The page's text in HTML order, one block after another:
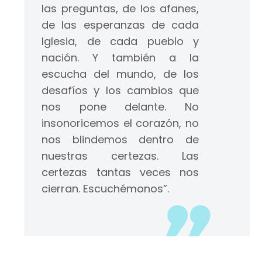
las preguntas, de los afanes,
de las esperanzas de cada
Iglesia, de cada pueblo y
nación. Y también a la
escucha del mundo, de los
desafíos y los cambios que
nos pone delante. No
insonoricemos el corazón, no
nos blindemos dentro de
nuestras certezas. Las
certezas tantas veces nos
cierran. Escuchémonos”.